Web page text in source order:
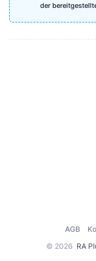
der
© 2026 RA
AGB